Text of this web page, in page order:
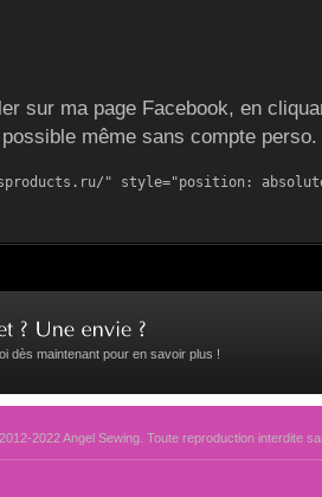
sur ma page Facebook, en
même sans compte perso.
" style="position:
dès maintenant pour en savoir plus !
2022 Angel Sewing. Toute reproduction interdite